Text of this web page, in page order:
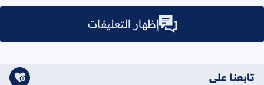
إظهار التعليقات
تابعنا على